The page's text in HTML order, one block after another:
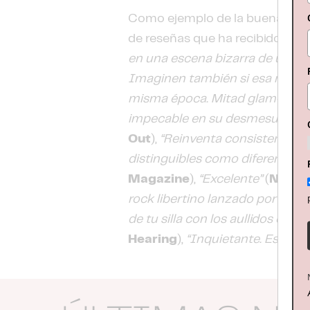
Como ejemplo de la buena
de reseñas que ha recibido:
en una escena bizarra de una
Imaginen también si esa
misma época. Mitad glam-
impecable en su desmesurado
Out), “Reinventa
distinguibles como diferentes a
Magazine), “Excelente”( NME ),
rock libertino lanzado por un
de tu silla con los aullidos
Hearing), “Inquietante.